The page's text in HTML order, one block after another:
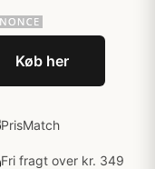
Køb her
PrisMatch
Fri fragt over kr. 349